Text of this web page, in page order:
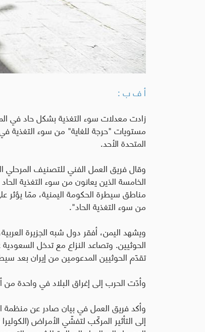
أ ف ب :
زادت معدلات سوء التغذية بشكل حاد في
مستويات "حرجة للغاية" من سوء التغذية
المتحدة الأحد.
وقال فريق العمل الفني للتصنيف المرحلي
من سوء التغذية الحاد".
تقدّم الحوثيين المدعومين من إيران بعد
وأدّت الحرب إلى إغراق البلاد في واحدة من
وأكد فريق العمل في بيان صادر عن منظمة
إلى التأثير المركّب لتفشّي الأمراض